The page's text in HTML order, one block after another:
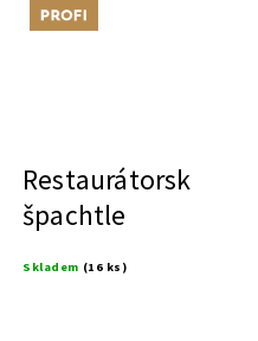
Tip
Restaurátorská
špachtle
Skladem (16 ks)